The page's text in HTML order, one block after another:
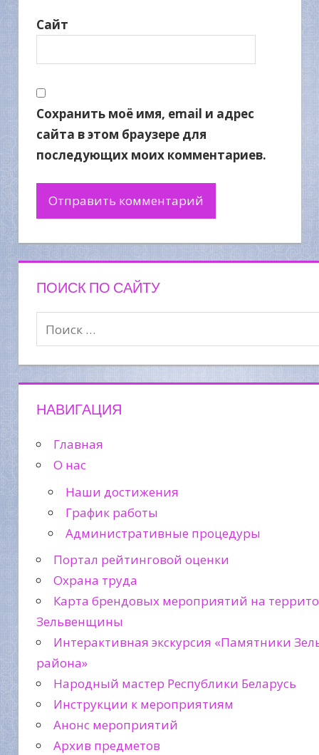
Сайт
Сохранить моё имя, email и адрес
сайта в этом браузере для
последующих моих комментариев.
ПОИСК ПО САЙТУ
НАВИГАЦИЯ
Главная
О нас
Наши достижения
График работы
Административные процедуры
Портал рейтинговой оценки
Охрана труда
Карта брендовых мероприятий на
Зельвенщины
Интерактивная экскурсия «Памятники
района»
Народный мастер Республики Беларусь
Инструкции к мероприятиям
Анонс мероприятий
Архив предметов